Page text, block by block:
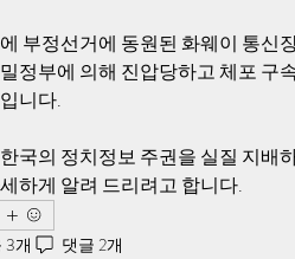
부정선거에 동원된 화웨이 통신
정부에 의해 진압당하고 체포 구
니다.
국의 정치정보 주권을 실질 지배
하게 알려 드리려고 합니다.
3개 댓글 2개